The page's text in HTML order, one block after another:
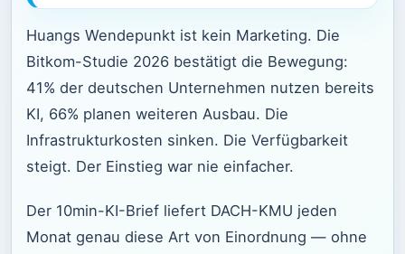
Huangs Wendepunkt ist kein Marketing. Die
Bitkom-Studie 2026 bestätigt die Bewegung:
41% der deutschen Unternehmen nutzen bereits
KI, 66% planen weiteren Ausbau. Die
Infrastrukturkosten sinken. Die Verfügbarkeit
steigt. Der Einstieg war nie einfacher.
Der 10min-KI-Brief liefert DACH-KMU jeden
Monat genau diese Art von Einordnung — ohne